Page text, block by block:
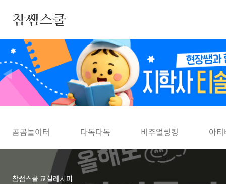
참쌤스쿨
◀
곰곰놀이터 다독다독 비주얼씽킹 아
참쌤스쿨 교실레시피